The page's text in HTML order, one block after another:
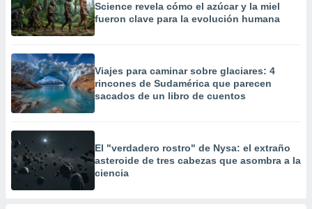
Science revela cómo el azúcar y la miel
fueron clave para la evolución humana
Viajes para caminar sobre glaciares: 4
rincones de Sudamérica que parecen
sacados de un libro de cuentos
El "verdadero rostro" de Nysa: el extraño
asteroide de tres cabezas que asombra a la
ciencia